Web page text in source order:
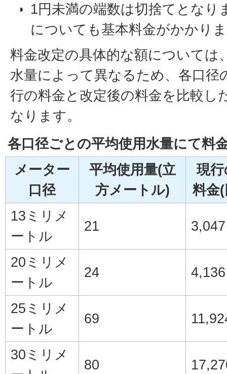
1円未満の端数は切捨てとなり
についても基本料金がかかり
料金改定の具体的な額については
水量によって異なるため、各口径
行の料金と改定後の料金を比較し
なります。
各口径ごとの平均使用水量にて料
メーター
口径
平均使用量(立
方メートル)
現
料金
13ミリメ
ートル
21 3,047
20ミリメ
ートル
24 4,136
25ミリメ
ートル
69
30ミリメ
80